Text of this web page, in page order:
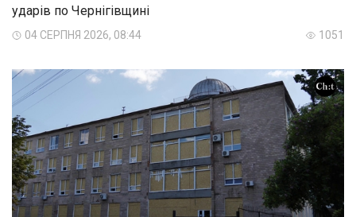
ударів по Чернігівщині
04 СЕРПНЯ 2026, 08:44 1051